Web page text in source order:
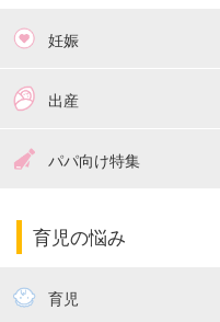
妊娠
つわり
妊娠中の食事
出産
出産準備パパ向け特集
パパ向け特集
育児の悩み
育児